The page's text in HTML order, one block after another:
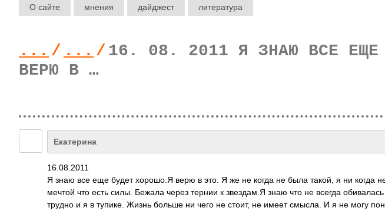
О сайте мнения дайджест литература
... / ... / 16. 08. 2011 Я ЗНАЮ ВСЕ ЕЩЕ
ВЕРЮ В …
Екатерина
16.08.2011
Я знаю все еще будет хорошо.Я верю в это. Я же не когда не была такой, я ни когда
мечтой что есть силы. Бежала через тернии к звездам.Я знаю что не всегда
трудно и я в тупике. Жизнь больше ни чего не стоит, не имеет смысла. И я не могу